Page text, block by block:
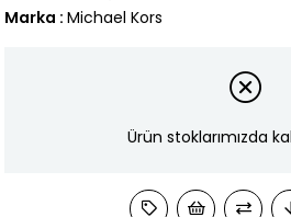
Marka : Michael Kors
Ürün stoklarımızda